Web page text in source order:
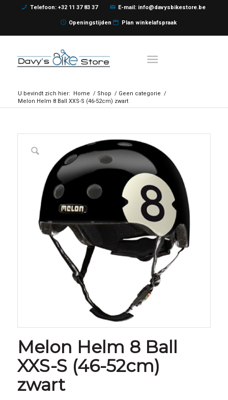
Telefoon: +32 11 37 83 37 E-mail: info@davysbikestore.be
Openingstijden Plan winkelafspraak
U bevindt zich hier: Home / Shop / Geen categorie /
Melon Helm 8 Ball XXS-S (46-52cm) zwart
Melon Helm 8 Ball
XXS-S (46-52cm)
zwart